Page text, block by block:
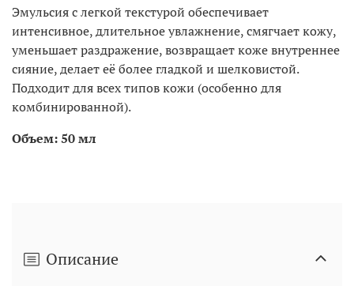
Эмульсия с легкой текстурой обеспечивает
интенсивное, длительное увлажнение, смягчает кожу,
уменьшает раздражение, возвращает коже внутреннее
сияние, делает её более гладкой и шелковистой.
Подходит для всех типов кожи (особенно для
комбинированной).
Объем: 50 мл
Описание